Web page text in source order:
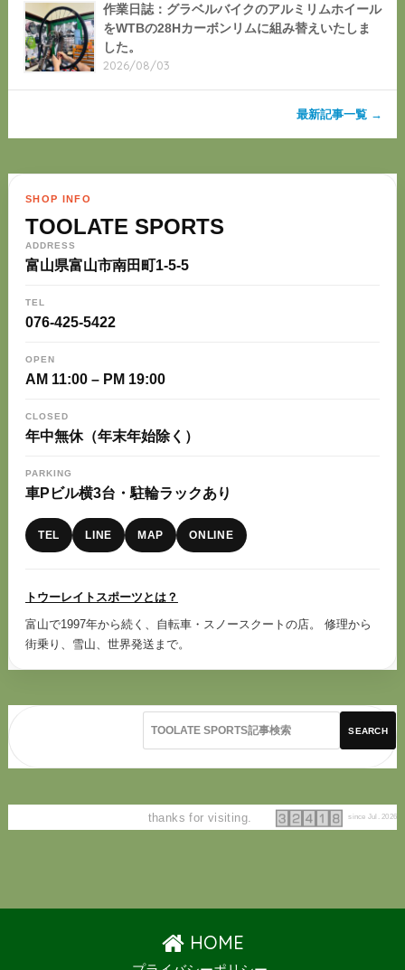
作業日誌：グラベルバイクのアルミリムホイール
をWTBの28Hカーボンリムに組み替えいたしま
した。
2026/08/03
最新記事一覧 →
SHOP INFO
TOOLATE SPORTS
ADDRESS
富山県富山市南田町1-5-5
TEL
076-425-5422
OPEN
AM 11:00 – PM 19:00
CLOSED
年中無休（年末年始除く）
PARKING
車Pビル横3台・駐輪ラックあり
TEL LINE MAP ONLINE
トウーレイトスポーツとは？
富山で1997年から続く、自転車・スノースクートの店。 修理から
街乗り、雪山、世界発送まで。
SEARCH
thanks for visiting. since Jul. 2026
HOME